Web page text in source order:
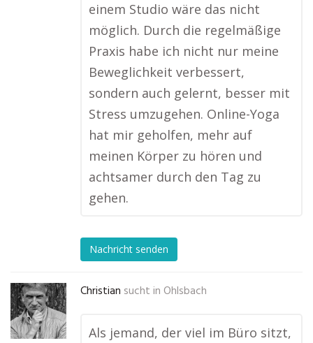
einem Studio wäre das nicht
möglich. Durch die regelmäßige
Praxis habe ich nicht nur meine
Beweglichkeit verbessert,
sondern auch gelernt, besser mit
Stress umzugehen. Online-Yoga
hat mir geholfen, mehr auf
meinen Körper zu hören und
achtsamer durch den Tag zu
gehen.
Nachricht senden
Christian sucht in Ohlsbach
Als jemand, der viel im Büro sitzt,